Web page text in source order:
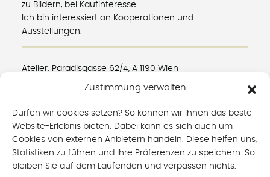
Zustimmung verwalten
Dürfen wir cookies setzen? So können wir Ihnen das beste
Website-Erlebnis bieten. Dabei kann es sich auch um
Cookies von externen Anbietern handeln. Diese helfen uns,
Statistiken zu führen und Ihre Präferenzen zu speichern. So
bleiben Sie auf dem Laufenden und verpassen nichts.
zu Bildern, bei Kaufinteresse …
Ich bin interessiert an Kooperationen und
Ausstellungen.
Atelier: Paradisgasse 62/4, A 1190 Wien
mobil: +43 676 490 8866
mail: brigitte[at]oberlik-burtscher.at